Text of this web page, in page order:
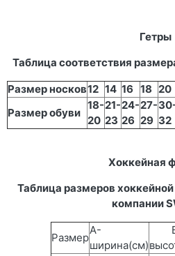
Гетры
Таблица соответствия
Размер носков12 14 16 18 20
Размер обуви
18-
20
21-
23
24-
26
27-
29 32
Хоккейная
Таблица размеров
компании
Размер
A-
ширина(см)